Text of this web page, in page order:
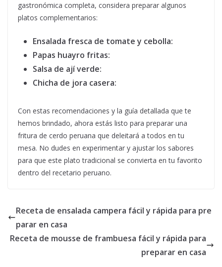
gastronómica completa, considera preparar algunos
platos complementarios:
Ensalada fresca de tomate y cebolla:
Papas huayro fritas:
Salsa de ají verde:
Chicha de jora casera:
Con estas recomendaciones y la guía detallada que te
hemos brindado, ahora estás listo para preparar una
fritura de cerdo peruana que deleitará a todos en tu
mesa. No dudes en experimentar y ajustar los sabores
para que este plato tradicional se convierta en tu favorito
dentro del recetario peruano.
Receta de ensalada campera fácil y rápida para pre
parar en casa
Receta de mousse de frambuesa fácil y rápida para
preparar en casa